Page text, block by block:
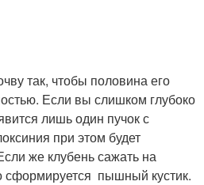
так, чтобы половина его
Если вы слишком глубоко
лишь один пучок с
при этом будет
же клубень сажать на
сформируется пышный кустик.